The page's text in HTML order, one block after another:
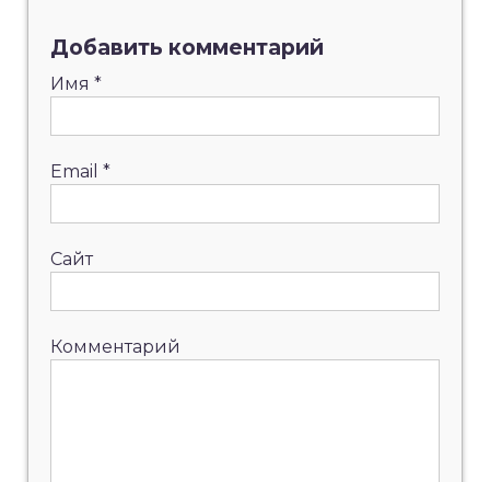
Добавить комментарий
Имя *
Email *
Сайт
Комментарий